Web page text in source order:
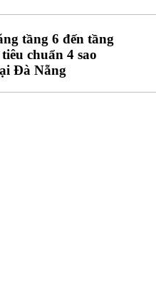
tầng 6 đến tầng
chuẩn 4 sao
Đà Nẵng